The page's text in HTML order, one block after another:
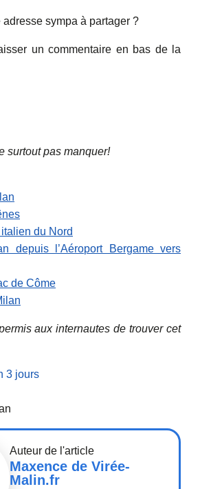
sympa à partager ?
un commentaire en bas de la
surtout pas manquer!
du Nord
depuis l’Aéroport Bergame vers
de Côme
aux internautes de trouver cet
3 jours
Auteur de l'article
Maxence de Virée-
Malin.fr